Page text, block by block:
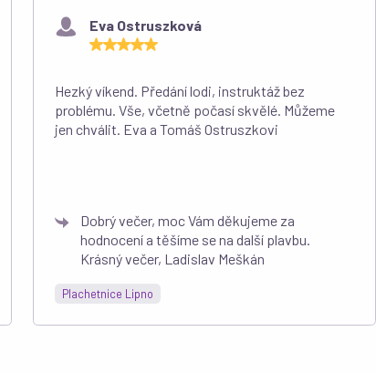
Eva Ostruszková
Hezký víkend. Předání lodi, instruktáž bez
problému. Vše, včetně počasí skvělé. Můžeme
jen chválit. Eva a Tomáš Ostruszkovi
Dobrý večer, moc Vám děkujeme za
hodnocení a těšíme se na další plavbu.
Krásný večer, Ladislav Meškán
Plachetnice Lipno